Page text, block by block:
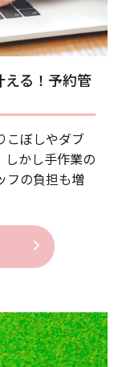
る！予約管
こぼしやダブ
しかし手作業の
フの負担も増